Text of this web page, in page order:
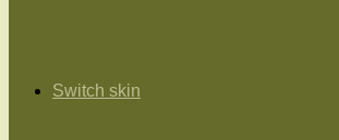
Switch skin